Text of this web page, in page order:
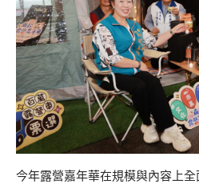
今年露營嘉年華在規模與內容上